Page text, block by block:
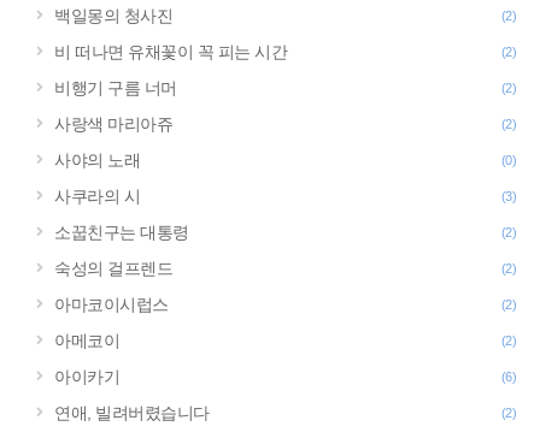
백일몽의 청사진 (2)
비 떠나면 유채꽃이 꼭 피는 시간 (2)
비행기 구름 너머 (2)
사랑색 마리아쥬 (2)
사야의 노래 (0)
사쿠라의 시 (3)
소꿉친구는 대통령 (2)
숙성의 걸프렌드 (2)
아마코이시럽스 (2)
아메코이 (2)
아이카기 (6)
연애, 빌려버렸습니다 (2)